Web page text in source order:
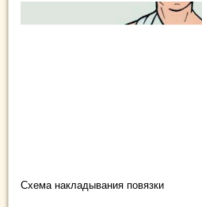
Схема накладывания повязки